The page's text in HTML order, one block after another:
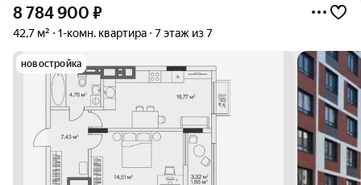
8 784 900 ₽
42,7 м² 1-комн. квартира 7 этаж из 7
новостройка